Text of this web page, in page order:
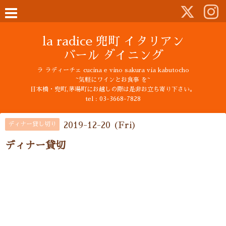
la radice 兜町 イタリアン
バール ダイニング
ラ ラディーチェ cucina e vino sakura via kabutocho
~気軽にワインとお食事 を~
日本橋・兜町,茅場町にお越しの際は是非お立ち寄り下さい。
tel : 03-3668-7828
ディナー貸し切り 2019-12-20 (Fri)
ディナー貸切